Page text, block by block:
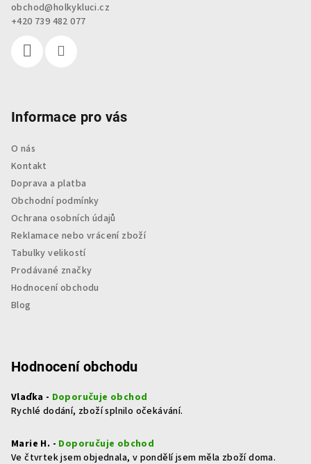
obchod@holkykluci.cz
+420 739 482 077
Informace pro vás
O nás
Kontakt
Doprava a platba
Obchodní podmínky
Ochrana osobních údajů
Reklamace nebo vrácení zboží
Tabulky velikostí
Prodávané značky
Hodnocení obchodu
Blog
Hodnocení obchodu
Vlaďka - Doporučuje obchod
Rychlé dodání, zboží splnilo očekávání.
Marie H. - Doporučuje obchod
Ve čtvrtek jsem objednala, v pondělí jsem měla zboží doma.